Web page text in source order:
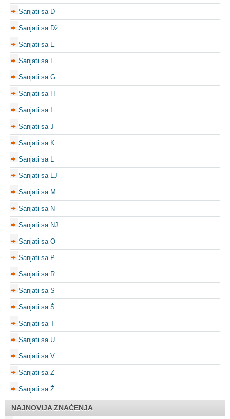
Sanjati sa Đ
Sanjati sa Dž
Sanjati sa E
Sanjati sa F
Sanjati sa G
Sanjati sa H
Sanjati sa I
Sanjati sa J
Sanjati sa K
Sanjati sa L
Sanjati sa LJ
Sanjati sa M
Sanjati sa N
Sanjati sa NJ
Sanjati sa O
Sanjati sa P
Sanjati sa R
Sanjati sa S
Sanjati sa Š
Sanjati sa T
Sanjati sa U
Sanjati sa V
Sanjati sa Z
Sanjati sa Ž
NAJNOVIJA ZNAČENJA